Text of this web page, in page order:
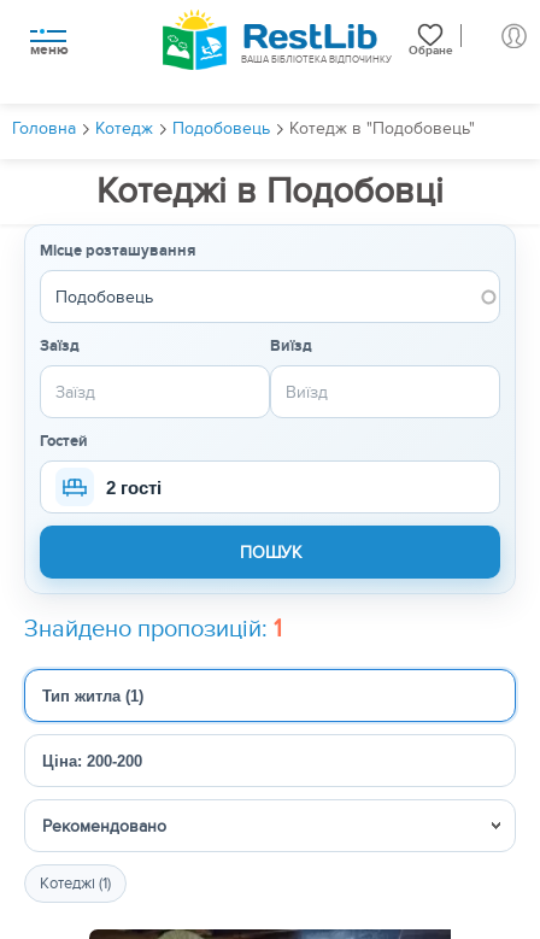
меню Обране
ВАША БІБЛІОТЕКА ВІДПОЧИНКУ
Головна Котедж Подобовець Котедж в "Подобовець"
Котеджі в Подобовці
Місце розташування
Заїзд Виїзд
Гостей
2 гості
Знайдено пропозицій: 1
Тип житла (1)
Ціна: 200-200
Сортувати
Котеджі (1)